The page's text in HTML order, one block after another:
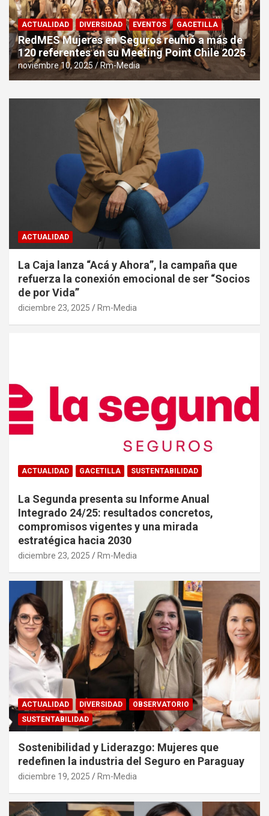
ACTUALIDAD DIVERSIDAD EVENTOS GACETILLA
RedMES Mujeres en Seguros reunió a más de
120 referentes en su Meeting Point Chile 2025
noviembre 10, 2025 Rm-Media
ACTUALIDAD
La Caja lanza “Acá y Ahora”, la campaña que
refuerza la conexión emocional de ser “Socios
de por Vida”
diciembre 23, 2025 Rm-Media
ACTUALIDAD GACETILLA SUSTENTABILIDAD
La Segunda presenta su Informe Anual
Integrado 24/25: resultados concretos,
compromisos vigentes y una mirada
estratégica hacia 2030
diciembre 23, 2025 Rm-Media
ACTUALIDAD DIVERSIDAD
OBSERVATORIO
SUSTENTABILIDAD
Sostenibilidad y Liderazgo: Mujeres que
redefinen la industria del Seguro en Paraguay
diciembre 19, 2025 Rm-Media